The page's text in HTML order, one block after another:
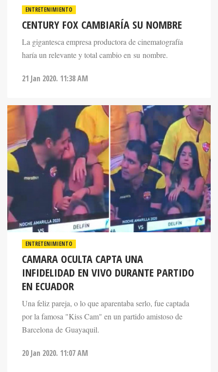
ENTRETENIMIENTO
CENTURY FOX CAMBIARÍA SU NOMBRE
La gigantesca empresa productora de cinematografía
haría un relevante y total cambio en su nombre.
21 Jan 2020. 11:38 AM
ENTRETENIMIENTO
CAMARA OCULTA CAPTA UNA
INFIDELIDAD EN VIVO DURANTE PARTIDO
EN ECUADOR
Una feliz pareja, o lo que aparentaba serlo, fue captada
por la famosa "Kiss Cam" en un partido amistoso de
Barcelona de Guayaquil.
20 Jan 2020. 11:07 AM